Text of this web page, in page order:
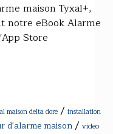
maison Tyxal+,
notre eBook Alarme
Store
maison delta dore / installation
d'alarme maison/ video